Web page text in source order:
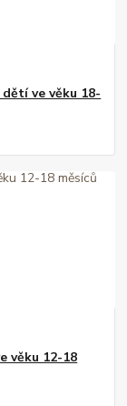
ve věku 18-
věku 12-18